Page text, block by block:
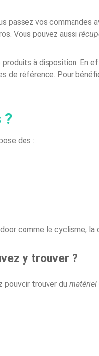
vos commandes
Vous pouvez aussi
à disposition. En
de référence. Pour
?
des :
comme le cyclisme, la
y trouver ?
pouvoir trouver du matériel